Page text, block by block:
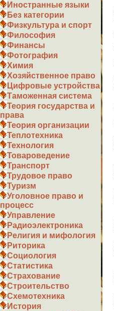
Иностранные языки
Без категории
Физкультура и спорт
Философия
Финансы
Фотография
Химия
Хозяйственное право
Цифровые устройства
Таможенная система
Теория государства и
права
Теория организации
Теплотехника
Технология
Товароведение
Транспорт
Трудовое право
Туризм
Уголовное право и
процесс
Управление
Радиоэлектроника
Религия и мифология
Риторика
Социология
Статистика
Страхование
Строительство
Схемотехника
История